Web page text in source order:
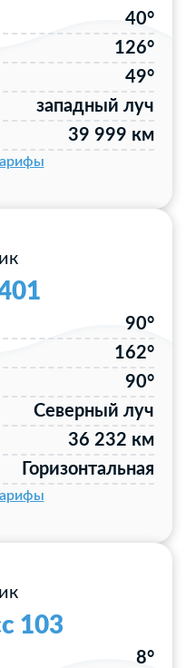
40°
126°
49°
западный луч
39 999 км
90°
162°
90°
Северный луч
36 232 км
Горизонтальная
103
8°